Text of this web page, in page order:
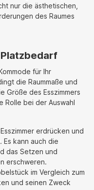
nur die ästhetischen,
des Raumes
Platzbedarf
für Ihr
die Raummaße und
Größe des Esszimmers
Rolle bei der Auswahl
erdrücken und
Es kann auch die
das Setzen und
erschweren.
im Vergleich zum
und seinen Zweck